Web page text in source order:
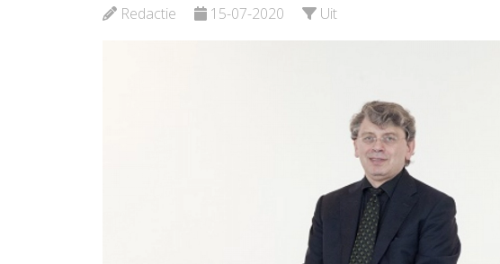
Redactie 15-07-2020 Uit
Bekijk de pagina